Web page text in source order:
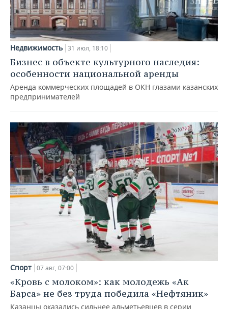
Недвижимость 31 июл, 18:10
Бизнес в объекте культурного наследия:
особенности национальной аренды
Аренда коммерческих площадей в ОКН глазами казанских
предпринимателей
Спорт 07 авг, 07:00
«Кровь с молоком»: как молодежь «Ак
Барса» не без труда победила «Нефтяник»
Казанцы оказались сильнее альметьевцев в серии